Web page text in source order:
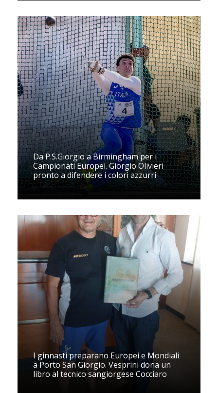
Da P.S.Giorgio a Birmingham per i
Campionati Europei. Giorgio Olivieri
pronto a difendere i colori azzurri
I ginnasti preparano Europei e Mondiali
a Porto San Giorgio. Vesprini dona un
libro al tecnico sangiorgese Cocciaro